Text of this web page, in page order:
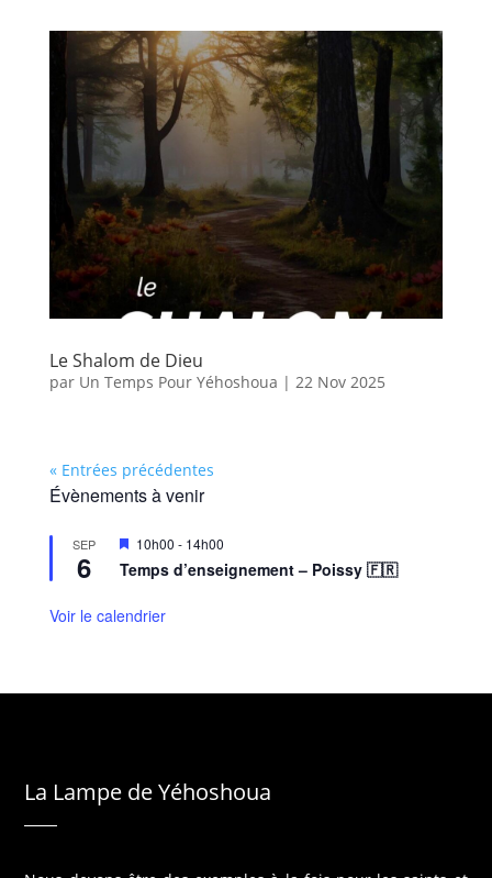
Le Shalom de Dieu
par Un Temps Pour Yéhoshoua | 22 Nov 2025
« Entrées précédentes
Évènements à venir
SEP
6
M
s
n
10h00 - 14h00
Temps d’enseignement – Poissy 🇫🇷
Voir le calendrier
La Lampe de Yéhoshoua